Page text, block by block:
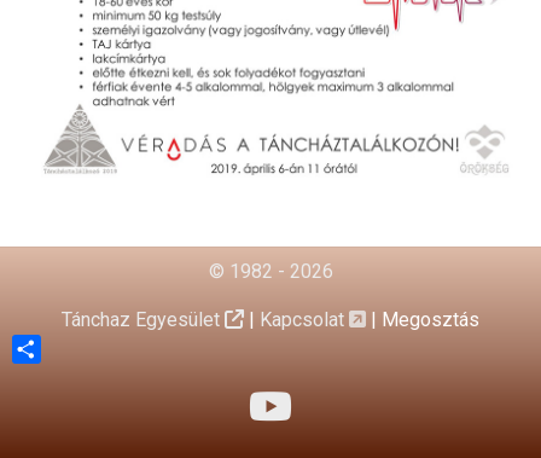
© 1982 - 2026
Tánchaz Egyesület | Kapcsolat | Megosztás